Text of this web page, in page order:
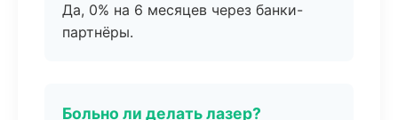
Да, 0% на 6 месяцев через банки-
партнёры.
Больно ли делать лазер?